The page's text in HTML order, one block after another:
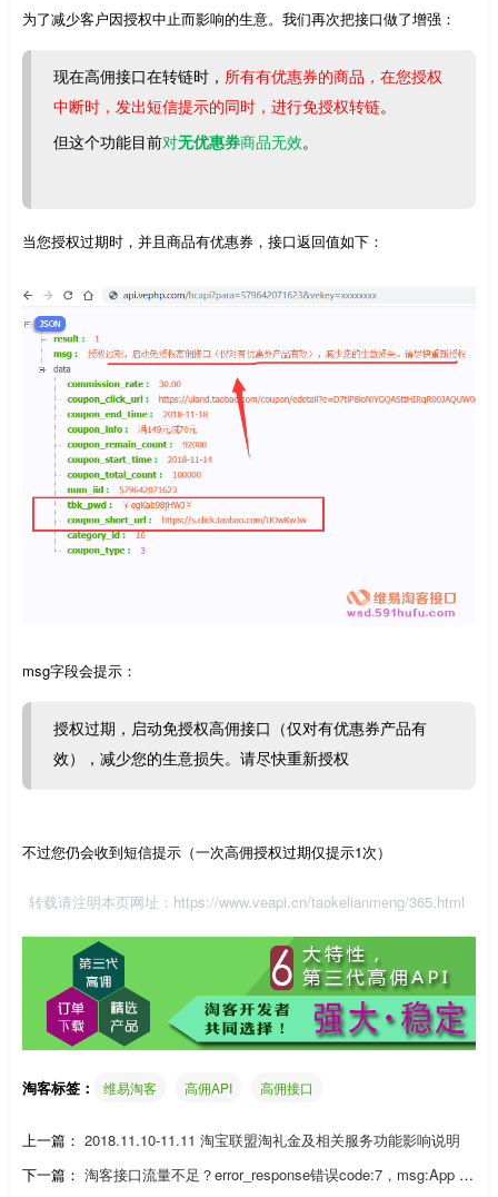
为了减少客户因授权中止而影响的生意。我们再次把接口做了增强：
现在高佣接口在转链时， 所有有优惠券的商品，在您授权
中断时， 发出短信提示的同时，进行免授权转链。
但这个功能目前对无优惠券商品无效。
当您授权过期时，并且商品有优惠券，接口返回值如下：
msg字段会提示：
授权过期，启动免授权高佣接口（仅对有优惠券产品有
效），减少您的生意损失。请尽快重新授权
不过您仍会收到短信提示（一次高佣授权过期仅提示1次）
转载请注明本页网址： https://www.veapi.cn/taokelianmeng/365.html
淘客标签： 维易淘客 高佣API 高佣接口
上一篇： 2018.11.10-11.11 淘宝联盟淘礼金及相关服务功能影响说明
下一篇： 淘客接口流量不足？error_response错误code:7，msg:App C